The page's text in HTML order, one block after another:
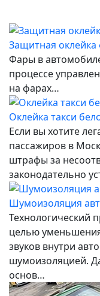
Защитная оклейка
Фары в
процессе
на фарах…
Оклейка такси
Если вы хотите
пассажиров в
штрафы за
законодательно
Шумоизоляция
Технологический
целью
звуков внутри
шумоизоляцией.
основ…